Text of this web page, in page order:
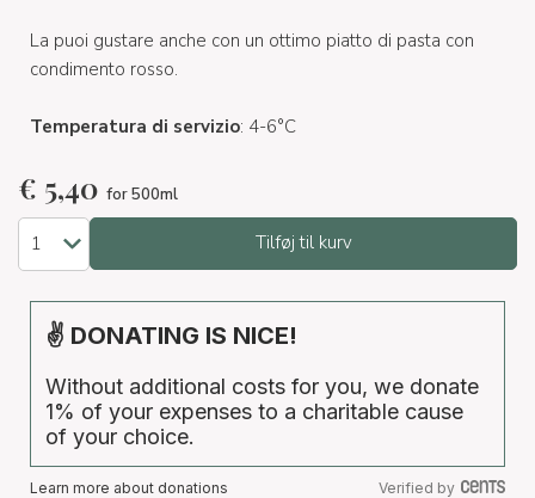
La puoi gustare anche con un ottimo piatto di pasta con
condimento rosso.
Temperatura di servizio: 4-6°C
€ 5,40 for 500ml
Tilføj til kurv
✌ DONATING IS NICE!
Without additional costs for you, we donate
1% of your expenses to a charitable cause
of your choice.
Learn more about donations Verified by